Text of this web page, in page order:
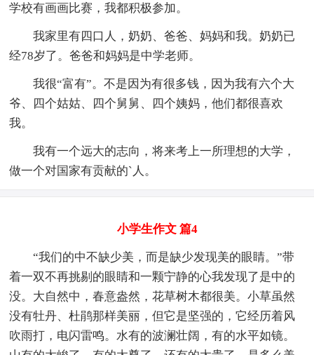
学校有画画比赛，我都积极参加。
我家里有四口人，奶奶、爸爸、妈妈和我。奶奶已
经78岁了。爸爸和妈妈是中学老师。
我很“富有”。不是因为有很多钱，因为我有六个大
爷、四个姑姑、四个舅舅、四个姨妈，他们都很喜欢
我。
我有一个远大的志向，将来考上一所理想的大学，
做一个对国家有贡献的`人。
小学生作文 篇4
“我们的中不缺少美，而是缺少发现美的眼睛。”带
着一双不再挑剔的眼睛和一颗宁静的心我发现了是中的
没。大自然中，春意盎然，花草树木都很美。小草虽然
没有牡丹、杜鹃那样美丽，但它是坚强的，它经历着风
吹雨打，电闪雷鸣。水有的波澜壮阔，有的水平如镜。